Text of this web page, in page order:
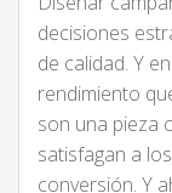
decisiones
de calidad. Y
rendimiento
son una pieza
satisfagan a
conversión. Y